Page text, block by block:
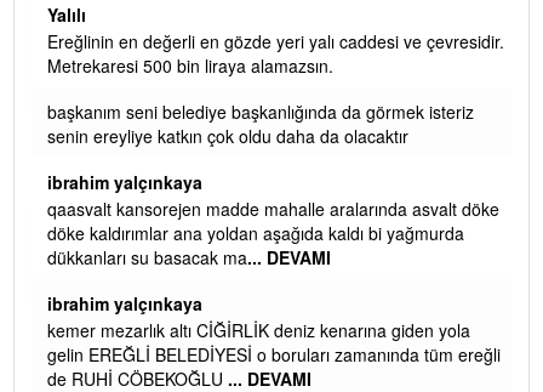
Yalılı
Ereğlinin en değerli en gözde yeri yalı caddesi ve çevresidir.
Metrekaresi 500 bin liraya alamazsın.
başkanım seni belediye başkanlığında da görmek isteriz
senin ereyliye katkın çok oldu daha da olacaktır
ibrahim yalçınkaya
qaasvalt kansorejen madde mahalle aralarında asvalt döke
döke kaldırımlar ana yoldan aşağıda kaldı bi yağmurda
dükkanları su basacak ma... DEVAMI
ibrahim yalçınkaya
kemer mezarlık altı CİĞİRLİK deniz kenarına giden yola
gelin EREĞLİ BELEDİYESİ o boruları zamanında tüm ereğli
de RUHİ CÖBEKOĞLU ... DEVAMI